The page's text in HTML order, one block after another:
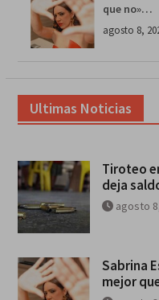
que no»…
agosto 8,
Ultimas Noticias
Tiroteo
deja
agosto
Sabrina
mejor